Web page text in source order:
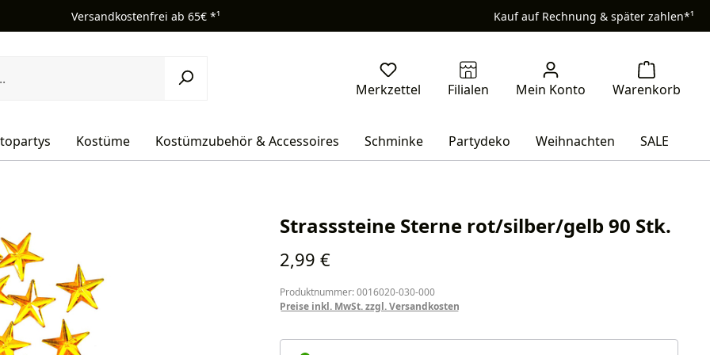
Versandkostenfrei ab 65€ *¹ Kauf auf Rechnung & später zahlen*¹
Kostüme Kostümzubehör & Accessoires Schminke Partydeko Weihnachten SALE
Strasssteine Sterne rot/silber/gelb 90 Stk.
Regulärer Preis:
2,99 €
Produktnummer: 0016020-030-000
Preise inkl. MwSt. zzgl. Versandkosten